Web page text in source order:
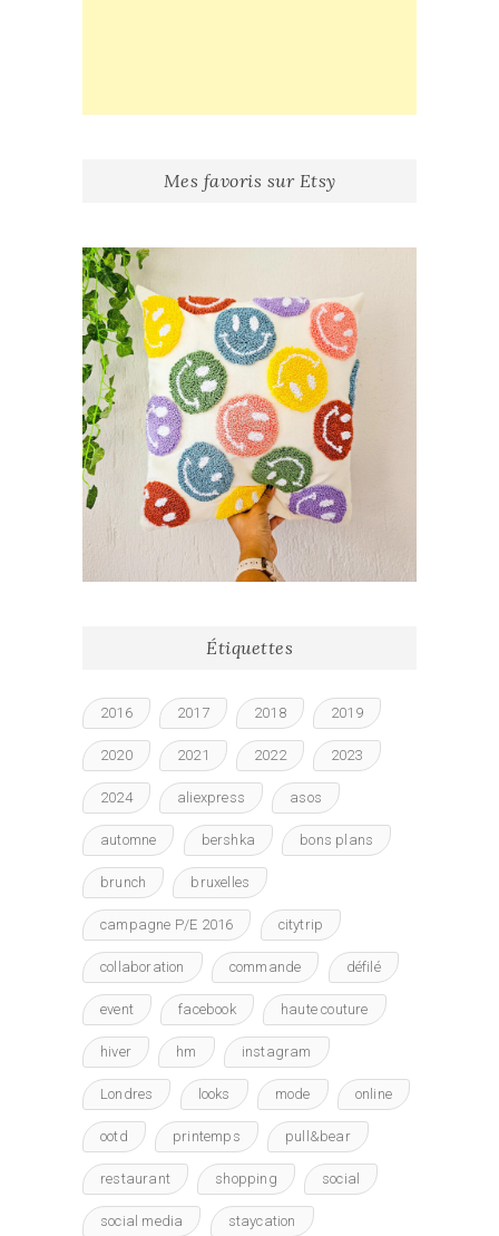
Mes favoris sur Etsy
Étiquettes
2016 2017 2018 2019
2020 2021 2022 2023
2024 aliexpress asos
automne bershka bons plans
brunch bruxelles
campagne P/E 2016 citytrip
collaboration commande défilé
event facebook haute couture
hiver hm instagram
Londres looks mode online
ootd printemps pull&bear
restaurant shopping social
social media staycation